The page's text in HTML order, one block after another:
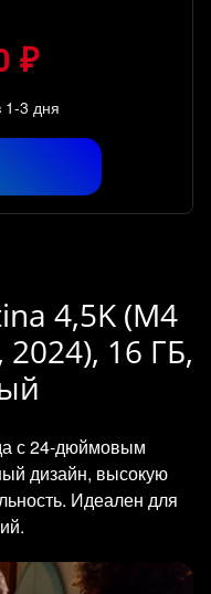
₽
1-3 дня
4,5K (M4
2024), 16 ГБ,
с 24‑дюймовым
дизайн, высокую
Идеален для